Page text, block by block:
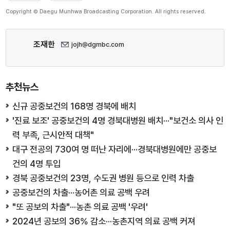
Copyright © Daegu Munhwa Broadcasting Corporation. All rights reserved.
조재한 jojh@dgmbc.com
추천뉴스
신규 공중보건의 168명 경북에 배치
'진료 보조' 공중보건의 4명 경북대병원 배치···"보건소 의사 인
력 부족, 근시안적 대책"
대구 전공의 730여 명 떠난 자리에···경북대병원에만 공중보
건의 4명 투입
경북 공중보건의 23명, 수도권 병원 등으로 인력 차출
공중보건의 차출···농어촌 의료 공백 우려
"또 공보의 차출"···농촌 의료 공백 '우려'
2024년 공보의 36% 감소···농촌지역 의료 공백 커져